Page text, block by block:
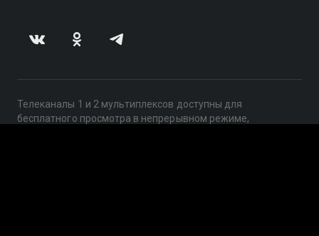
Телеканалы 1 и 2 мультиплексов доступны для
бесплатного просмотра в непрерывном режиме,